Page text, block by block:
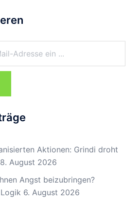
Aktionen: Grindi droht
8. August 2026
Angst beizubringen?
6. August 2026